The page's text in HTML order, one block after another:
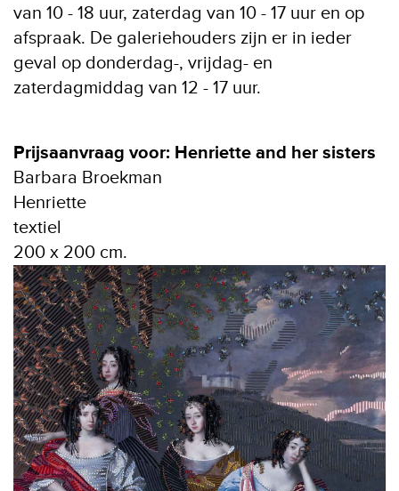
van 10 - 18 uur, zaterdag van 10 - 17 uur en op
afspraak. De galeriehouders zijn er in ieder
geval op donderdag-, vrijdag- en
zaterdagmiddag van 12 - 17 uur.
Prijsaanvraag voor: Henriette and her sisters
Barbara Broekman
Henriette
textiel
200 x 200 cm.